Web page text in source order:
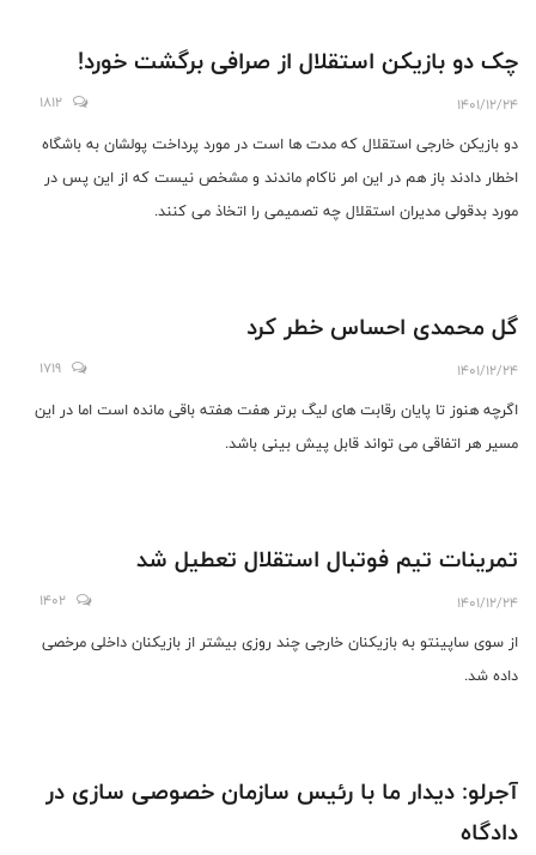
چک دو بازیکن استقلال از صرافی برگشت خورد!
1401/12/24
1812
دو بازیکن خارجی استقلال که مدت ها است در مورد پرداخت پولشان به باشگاه
اخطار دادند باز هم در این امر ناکام ماندند و مشخص نیست که از این پس در
مورد بدقولی مدیران استقلال چه تصمیمی را اتخاذ می کنند.
گل محمدی احساس خطر کرد
1401/12/24
1719
اگرچه هنوز تا پایان رقابت های لیگ برتر هفت هفته باقی مانده است اما در این
مسیر هر اتفاقی می تواند قابل پیش بینی باشد.
تمرینات تیم فوتبال استقلال تعطیل شد
1401/12/24
1402
از سوی ساپینتو به بازیکنان خارجی چند روزی بیشتر از بازیکنان داخلی مرخصی
داده شد.
آجرلو: دیدار ما با رئیس سازمان خصوصی سازی در
دادگاه